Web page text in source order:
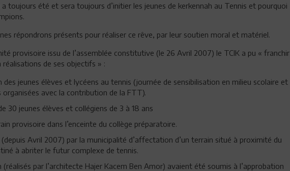
toujours été et sera toujours d’initier les jeunes de kerkennah au Tennis et pourquoi
répondrons présents pour réaliser ce rêve, par leur soutien moral et matériel.
provisoire issu de l’assemblée constitutive (le 26 Avril 2007) le TCIK a pu « franchir
réalisations de ses objectifs » :
des jeunes élèves et lycéens au tennis (journée de sensibilisation en milieu scolaire et
avec la contribution de la FTT).
30 jeunes élèves et collégiens de 3 à 18 ans
provisoire dans l’enceinte du collège préparatoire.
Avril 2007) par la municipalité d’affectation d’un terrain situé à proximité du
à abriter le futur complexe de tennis.
(réalisés par l’architecte Hajer Kacem Ben Amor) avaient été soumis à l’approbation